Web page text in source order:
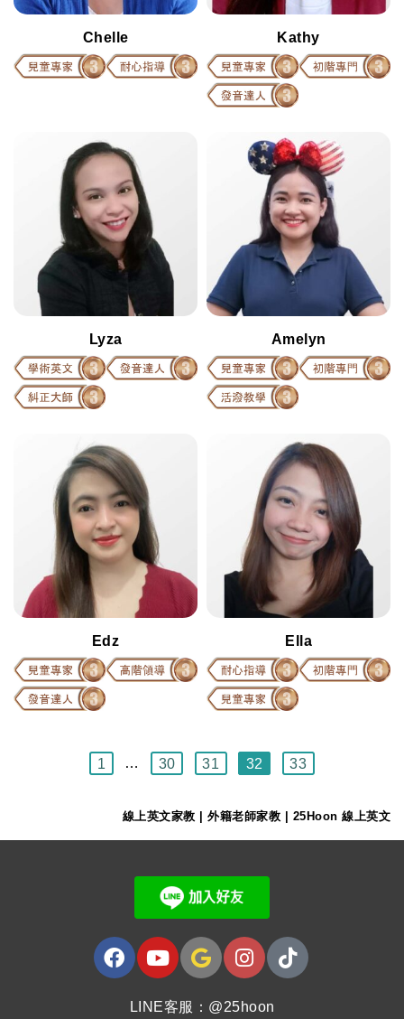
Chelle Kathy
Lyza Amelyn
Edz Ella
1 … 30 31 32 33
線上英文家教 | 外籍老師家教 | 25Hoon 線上英文
LINE客服：@25hoon